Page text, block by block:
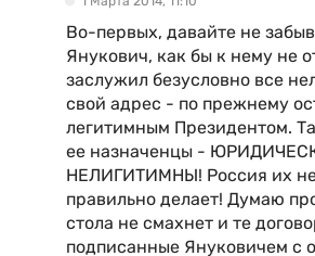
Во-первых, давайте не
Янукович, как бы к нему не
заслужил безусловно все
свой адрес - по прежнему
легитимным Президентом.
ее назначенцы -
НЕЛИГИТИМНЫ! Россия их
правильно делает! Думаю
стола не смахнет и те
подписанные Януковичем с